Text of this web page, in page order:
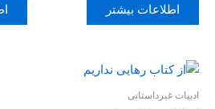
اطلاعات بیشتر
ادبیات غیرداستانی